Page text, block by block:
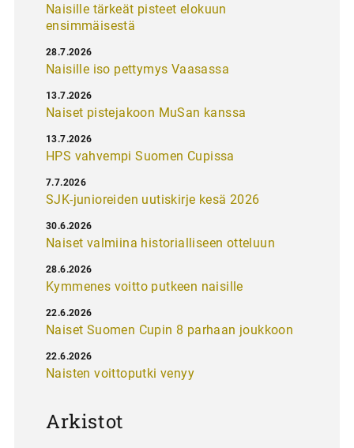
Naisille tärkeät pisteet elokuun
ensimmäisestä
Naisille iso pettymys Vaasassa
28.7.2026
Naiset pistejakoon MuSan kanssa
13.7.2026
HPS vahvempi Suomen Cupissa
13.7.2026
SJK-junioreiden uutiskirje kesä 2026
7.7.2026
Naiset valmiina historialliseen otteluun
30.6.2026
Kymmenes voitto putkeen naisille
28.6.2026
Naiset Suomen Cupin 8 parhaan joukkoon
22.6.2026
Naisten voittoputki venyy
22.6.2026
Arkistot